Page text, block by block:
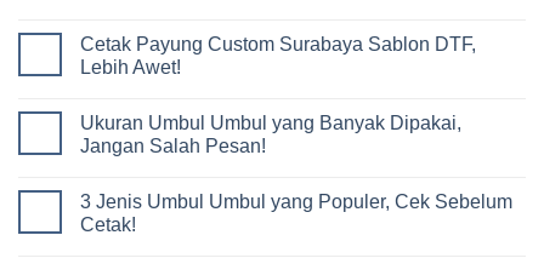
Cetak Payung Custom Surabaya Sablon DTF,
Lebih Awet!
Ukuran Umbul Umbul yang Banyak Dipakai,
Jangan Salah Pesan!
3 Jenis Umbul Umbul yang Populer, Cek Sebelum
Cetak!